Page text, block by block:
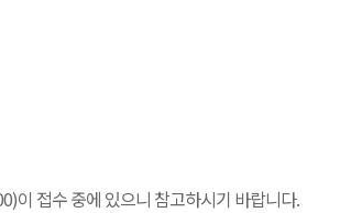
이 접수 중에 있으니 참고하시기 바랍니다.